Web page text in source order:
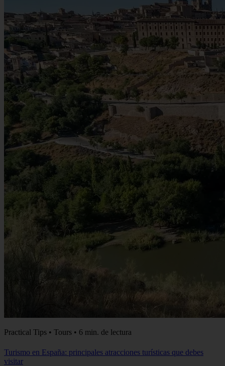
Practical Tips • Tours • 6 min. de lectura
Turismo en España: principales atracciones turísticas que debes
visitar